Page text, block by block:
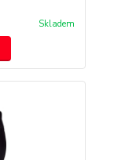
Skladem